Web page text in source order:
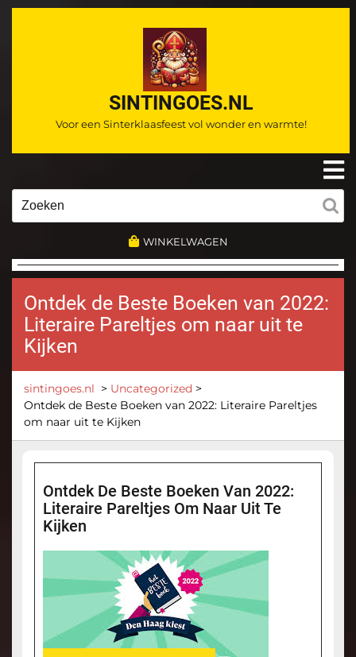
Ga
SINTINGOES.NL
Voor een Sinterklaasfeest vol wonder en warmte!
WINKELWAGEN
Ontdek de Beste Boeken van 2022:
Literaire Pareltjes om naar uit te
Kijken
sintingoes.nl > Uncategorized >
Ontdek de Beste Boeken van 2022: Literaire Pareltjes
om naar uit te Kijken
Ontdek De Beste Boeken Van 2022:
Literaire Pareltjes Om Naar Uit Te
Kijken